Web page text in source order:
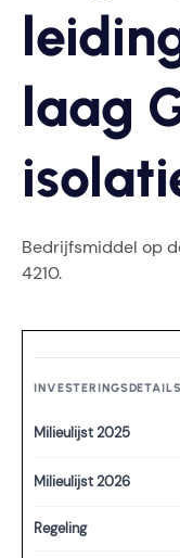
laag
Bedrijfsmiddel op
4210.
INVESTERINGSDETAILS
Milieulijst 2025
Milieulijst 2026
Regeling